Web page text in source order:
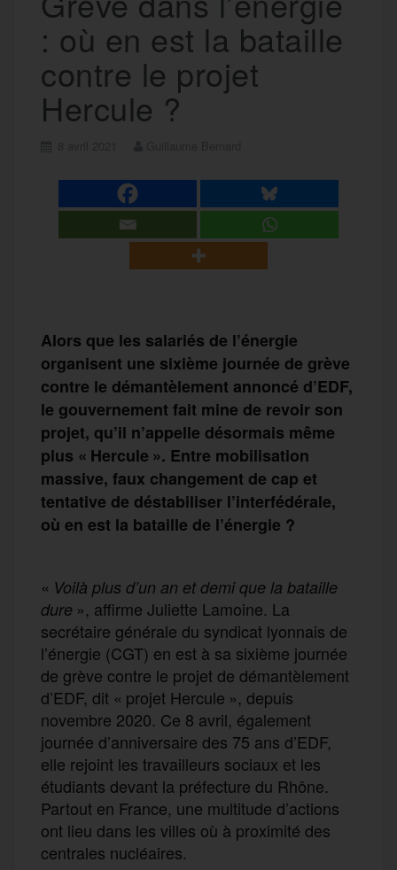
: où en est la bataille
contre le projet
Hercule ?
Alors que les salariés de l’énergie
organisent une sixième journée de grève
contre le démantèlement annoncé d’EDF,
le gouvernement fait mine de revoir son
projet, qu’il n’appelle désormais même
plus « Hercule ». Entre mobilisation
massive, faux changement de cap et
tentative de déstabiliser l’interfédérale,
où en est la bataille de l’énergie ?
« Voilà plus d’un an et demi que la bataille
dure », affirme Juliette Lamoine. La
secrétaire générale du syndicat lyonnais de
l’énergie (CGT) en est à sa sixième journée
de grève contre le projet de démantèlement
d’EDF, dit « projet Hercule », depuis
novembre 2020. Ce 8 avril, également
journée d’anniversaire des 75 ans d’EDF,
elle rejoint les travailleurs sociaux et les
étudiants devant la préfecture du Rhône.
Partout en France, une multitude d’actions
ont lieu dans les villes où à proximité des
centrales nucléaires.